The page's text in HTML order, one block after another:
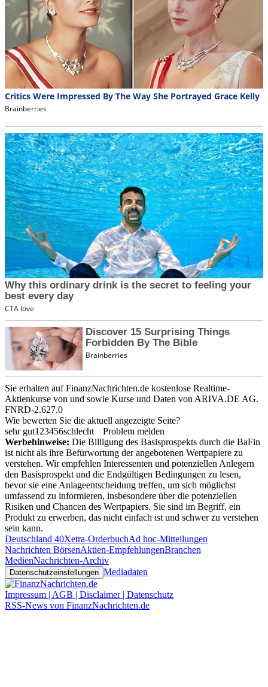
Sie erhalten auf FinanzNachrichten.de kostenlose Realtime-
Aktienkurse von und sowie Kurse und Daten von ARIVA.DE AG.
FNRD-2.627.0
Wie bewerten Sie die aktuell angezeigte Seite?
sehr gut1 23456schlecht
Problem melden
Werbehinweise: Die Billigung des Basisprospekts durch die BaFin
ist nicht als ihre Befürwortung der angebotenen Wertpapiere zu
verstehen. Wir empfehlen Interessenten und potenziellen Anlegern
den Basisprospekt und die Endgültigen Bedingungen zu lesen,
bevor sie eine Anlageentscheidung treffen, um sich möglichst
umfassend zu informieren, insbesondere über die potenziellen
Risiken und Chancen des Wertpapiers. Sie sind im Begriff, ein
Produkt zu erwerben, das nicht einfach ist und schwer zu verstehen
sein kann.
Deutschland 40Xetra-OrderbuchAd hoc-Mitteilungen
Nachrichten BörsenAktien-EmpfehlungenBranchen
MedienNachrichten-Archiv
Datenschutzeinstellungen Mediadaten
Impressum | AGB | Disclaimer | Datenschutz
RSS-News von FinanzNachrichten.de